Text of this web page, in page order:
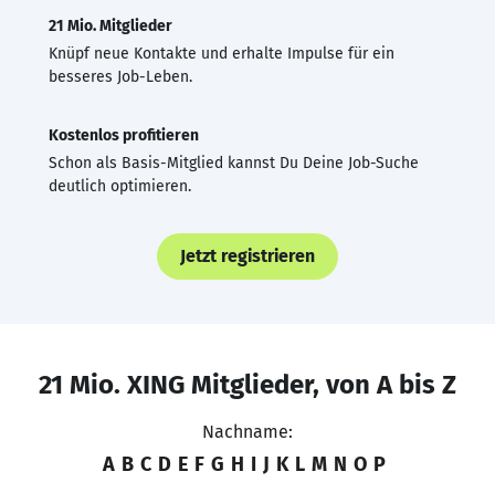
21 Mio. Mitglieder
Knüpf neue Kontakte und erhalte Impulse für ein
besseres Job-Leben.
Kostenlos profitieren
Schon als Basis-Mitglied kannst Du Deine Job-Suche
deutlich optimieren.
Jetzt registrieren
21 Mio. XING Mitglieder, von A bis Z
Nachname:
A B C D E F G H I J K L M N O P